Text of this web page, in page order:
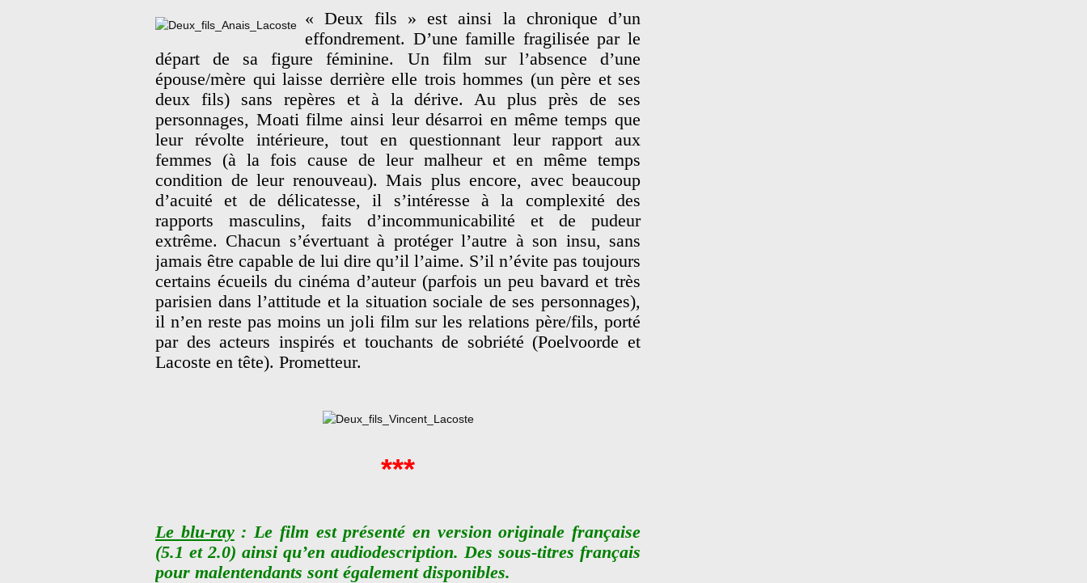
« Deux fils » est ainsi la chronique d’un
effondrement. D’une famille fragilisée par le
départ de sa figure féminine. Un film sur l’absence d’une
épouse/mère qui laisse derrière elle trois hommes (un père et ses
deux fils) sans repères et à la dérive. Au plus près de ses
personnages, Moati filme ainsi leur désarroi en même temps que
leur révolte intérieure, tout en questionnant leur rapport aux
femmes (à la fois cause de leur malheur et en même temps
condition de leur renouveau). Mais plus encore, avec beaucoup
d’acuité et de délicatesse, il s’intéresse à la complexité des
rapports masculins, faits d’incommunicabilité et de pudeur
extrême. Chacun s’évertuant à protéger l’autre à son insu, sans
jamais être capable de lui dire qu’il l’aime. S’il n’évite pas toujours
certains écueils du cinéma d’auteur (parfois un peu bavard et très
parisien dans l’attitude et la situation sociale de ses personnages),
il n’en reste pas moins un joli film sur les relations père/fils, porté
par des acteurs inspirés et touchants de sobriété (Poelvoorde et
Lacoste en tête). Prometteur.
***
Le blu-ray: Le film est présenté en version originale française
(5.1 et 2.0) ainsi qu’en audiodescription. Des sous-titres français
pour malentendants sont également disponibles.